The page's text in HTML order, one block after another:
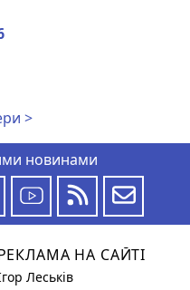
>
новинами
НА САЙТІ
Леськів